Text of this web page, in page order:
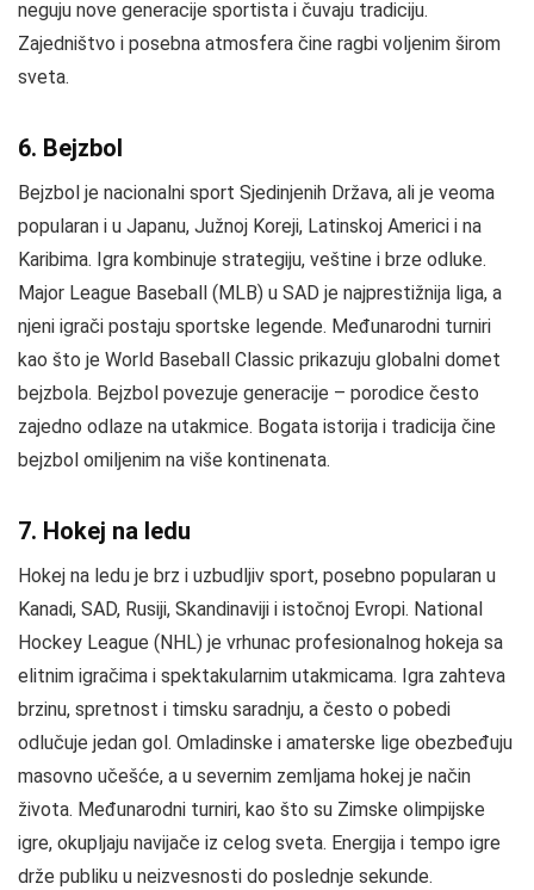
neguju nove generacije sportista i čuvaju tradiciju.
Zajedništvo i posebna atmosfera čine ragbi voljenim širom
sveta.
6. Bejzbol
Bejzbol je nacionalni sport Sjedinjenih Država, ali je veoma
popularan i u Japanu, Južnoj Koreji, Latinskoj Americi i na
Karibima. Igra kombinuje strategiju, veštine i brze odluke.
Major League Baseball (MLB) u SAD je najprestižnija liga, a
njeni igrači postaju sportske legende. Međunarodni turniri
kao što je World Baseball Classic prikazuju globalni domet
bejzbola. Bejzbol povezuje generacije – porodice često
zajedno odlaze na utakmice. Bogata istorija i tradicija čine
bejzbol omiljenim na više kontinenata.
7. Hokej na ledu
Hokej na ledu je brz i uzbudljiv sport, posebno popularan u
Kanadi, SAD, Rusiji, Skandinaviji i istočnoj Evropi. National
Hockey League (NHL) je vrhunac profesionalnog hokeja sa
elitnim igračima i spektakularnim utakmicama. Igra zahteva
brzinu, spretnost i timsku saradnju, a često o pobedi
odlučuje jedan gol. Omladinske i amaterske lige obezbeđuju
masovno učešće, a u severnim zemljama hokej je način
života. Međunarodni turniri, kao što su Zimske olimpijske
igre, okupljaju navijače iz celog sveta. Energija i tempo igre
drže publiku u neizvesnosti do poslednje sekunde.